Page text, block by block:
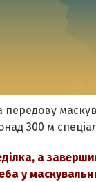
300 м
а
у